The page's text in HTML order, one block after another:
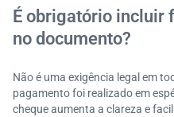
É obrigatório incluir
no documento?
Não é uma exigência legal em
pagamento foi realizado em
cheque aumenta a clareza e